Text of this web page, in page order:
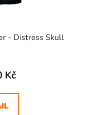
- Distress Skull
Kč